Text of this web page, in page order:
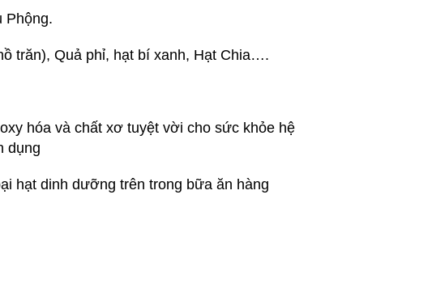
Phộng.
trăn), Quả phỉ, hạt bí xanh, Hạt Chia….
hóa và chất xơ tuyệt vời cho sức khỏe hệ
dụng
hạt dinh dưỡng trên trong bữa ăn hàng